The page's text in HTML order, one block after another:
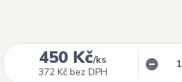
450 Kč/ks
372 Kč bez DPH